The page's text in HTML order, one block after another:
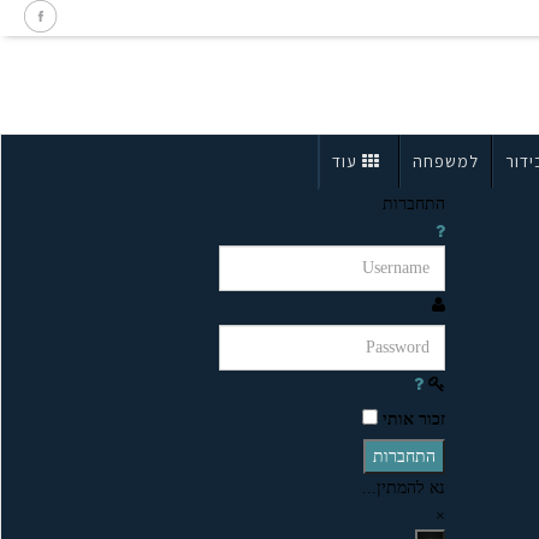
למשפחה עוד
התחברות
זכור אותי
התחברות
נא להמתין...
×